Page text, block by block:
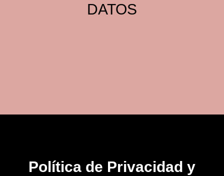
DATOS
Política de Privacidad y